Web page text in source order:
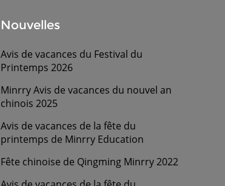
Nouvelles
Avis de vacances du Festival du
Printemps 2026
Minrry Avis de vacances du nouvel an
chinois 2025
Avis de vacances de la fête du
printemps de Minrry Education
Fête chinoise de Qingming Minrry 2022